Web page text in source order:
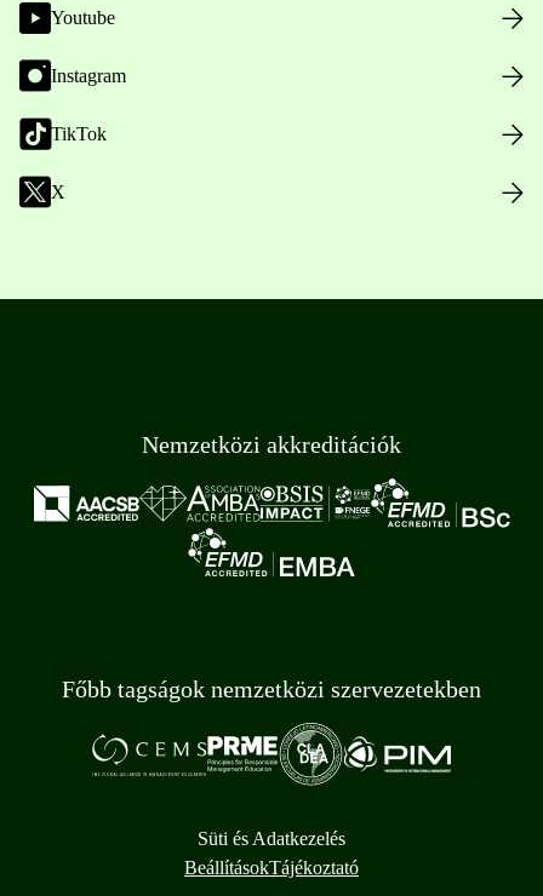
Youtube
Instagram
TikTok
X
Nemzetközi akkreditációk
Főbb tagságok nemzetközi szervezetekben
Süti és Adatkezelés
BeállításokTájékoztató